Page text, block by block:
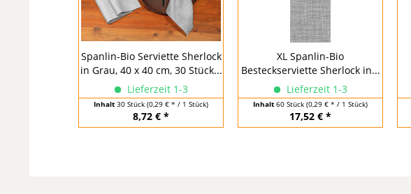
Spanlin-Bio Serviette Sherlock
in Grau, 40 x 40 cm, 30 Stück...
Lieferzeit 1-3
Inhalt 30 Stück (0,29 € * / 1 Stück)
8,72 € *
XL Spanlin-Bio
Besteckserviette Sherlock in...
Lieferzeit 1-3
Inhalt 60 Stück (0,29 € * / 1 Stück)
17,52 € *